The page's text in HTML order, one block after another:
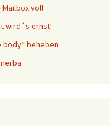
Mailbox voll
wird´s ernst!
beheben